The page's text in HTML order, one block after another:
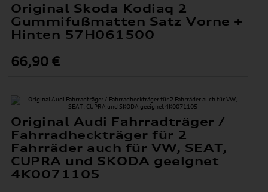
Original Skoda Kodiaq 2
Gummifußmatten Satz Vorne +
Hinten 57H061500
66,90 €
Original Audi Fahrradträger /
Fahrradheckträger für 2
Fahrräder auch für VW, SEAT,
CUPRA und SKODA geeignet
4K0071105